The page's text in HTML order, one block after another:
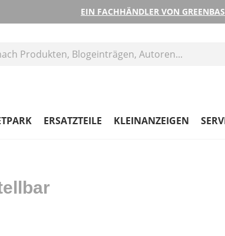
EIN FACHHÄNDLER VON
ERSATZTEILE KLEINANZEIGEN